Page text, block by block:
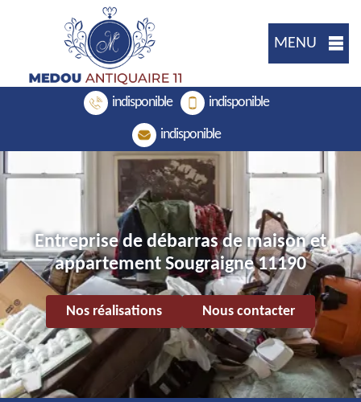
MENU
indisponible indisponible
indisponible
Entreprise de débarras de maison et
appartement Sougraigne 11190
Nos réalisations Nous contacter